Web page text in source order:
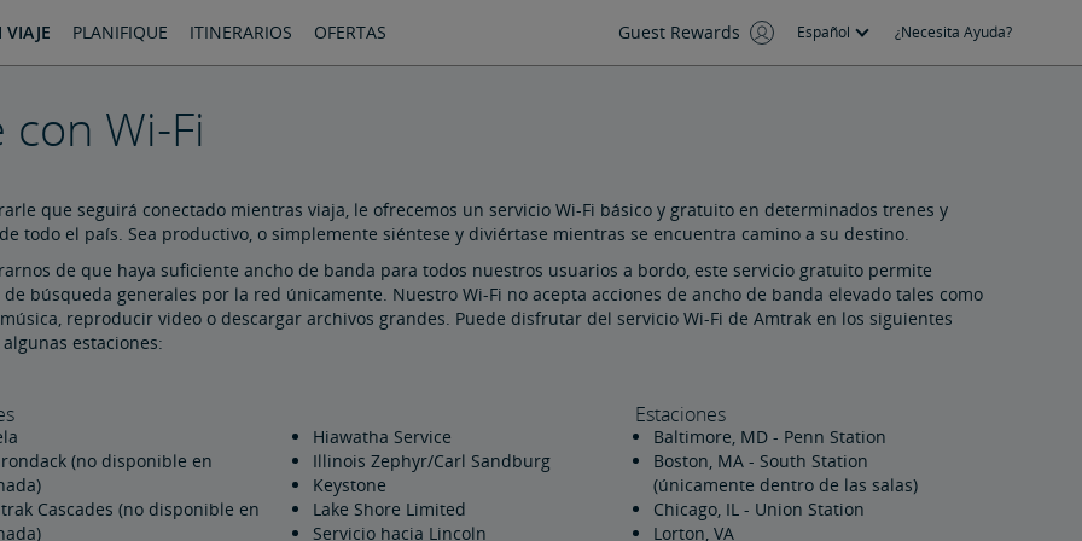
VIAJE PLANIFIQUE ITINERARIOS OFERTAS Guest Rewards Español ¿Necesita Ayuda?
con Wi-Fi
que seguirá conectado mientras viaja, le ofrecemos un servicio Wi-Fi básico y gratuito en determinados trenes y
todo el país. Sea productivo, o simplemente siéntese y diviértase mientras se encuentra camino a su destino.
de que haya suficiente ancho de banda para todos nuestros usuarios a bordo, este servicio gratuito permite
búsqueda generales por la red únicamente. Nuestro Wi-Fi no acepta acciones de ancho de banda elevado tales como
reproducir video o descargar archivos grandes. Puede disfrutar del servicio Wi-Fi de Amtrak en los siguientes
estaciones:
(no disponible en
Cascades (no disponible en
Hiawatha Service
Illinois Zephyr/Carl Sandburg
Keystone
Lake Shore Limited
Servicio hacia Lincoln
Estaciones
Baltimore, MD - Penn Station
Boston, MA - South Station
(únicamente dentro de las salas)
Chicago, IL - Union Station
Lorton, VA